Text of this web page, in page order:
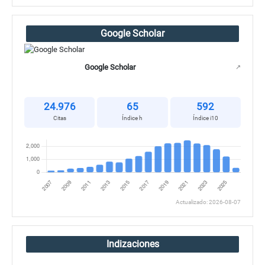
Google Scholar
Google Scholar ↗
24.976
Citas
65
Índice h
592
Índice i10
Actualizado: 2026-08-07
Indizaciones